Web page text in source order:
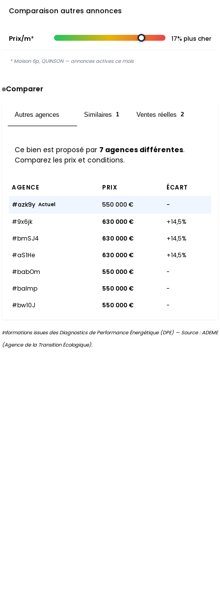
Comparaison autres annonces
Prix/m² 17% plus cher
* Maison 6p, QUINSON — annonces actives ce mois
Comparer
Autres agences Similaires 1 Ventes réelles 2
Ce bien est proposé par 7 agences différentes.
Comparez les prix et conditions.
AGENCE PRIX ÉCART
#azk9y Actuel 550 000 € -
#9x6jk 630 000 €
+14,5%
#bmSJ4
630 000 €
+14,5%
#aS1He
630 000 €
+14,5%
#babOm
550 000 €
-
#baImp
550 000 €
-
#bw10J
550 000 € -
Informations issues des Diagnostics de Performance Énergétique (DPE) — Source : ADEME
(Agence de la Transition Écologique).